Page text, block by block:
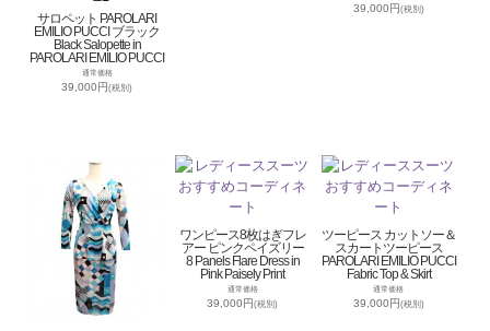
サロペット PAROLARI
EMILIO PUCCI ブラック
Black Salopette in
PAROLARI EMILIO PUCCI
通常価格
39,000円(税別)
39,000円(税別)
ワンピース8枚はぎフレ
アー ピンクペイズリー
8 Panels Flare Dress in
Pink Paisely Print
通常価格
39,000円(税別)
ツーピース カットソー＆
スカートツーピース
PAROLARI EMILIO PUCCI
Fabric Top & Skirt
通常価格
39,000円(税別)